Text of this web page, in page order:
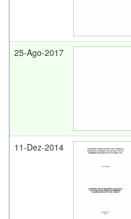
25-Ago-2017
11-Dez-2014